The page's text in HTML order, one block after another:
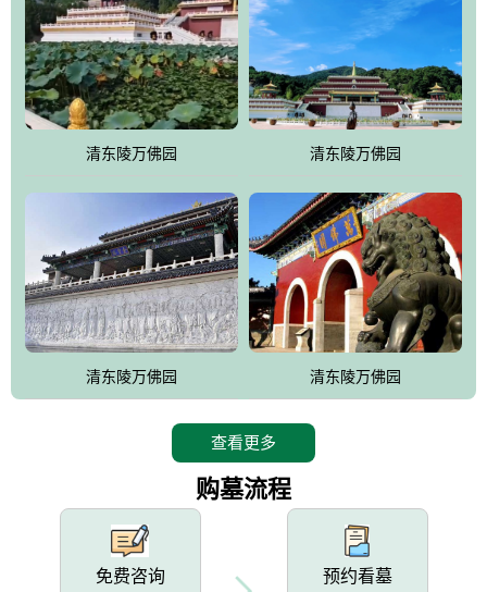
的墓地安葬、祭祀吊亡并结合旅游参观构成其主要使用功能；以苍
郁绚丽、优雅宜人的园林景观构成其外部形象。通过墓园建设与造
园手法相结合的默契操作，建成一处特色鲜明、服务周全、环境优
美、民族风格突出，与周边文物古迹交相呼应的极具吸引力的花园
式园林。
万佛园工程一期占地448亩，目前完成投资近12亿元人民币，园区采
用全仿古式建筑，寻求与世界文化遗产地清东陵的和谐统一，在园
区建设中寻求陵园建设与景区建设的有机融合，充分发挥独一无二
的地形优势，打造现代艺术园林，建设旅游景观、寺庙、酒店等综
合服务设施，服务于陵园经营，使企业的多元化经营项目相互依
托、相互促进，园区绿化覆盖率达90%。
设计建造各种墓地墓位3万个；主体建筑金宝塔，墓位容量8万个，
能适应不同消费阶层的需求，为客户提供墓碑设计制作服务、特色
清东陵万佛园 清东陵万佛园
清东陵万佛园 清东陵万佛园
查看更多
购墓流程
免费咨询 预约看墓